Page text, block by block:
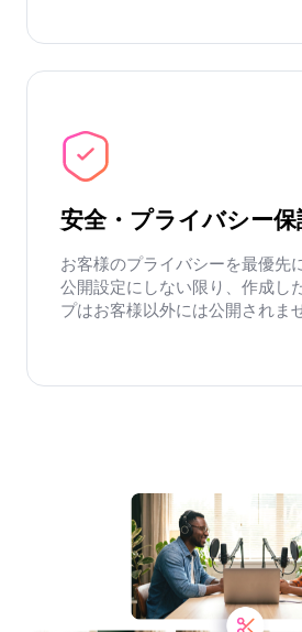
安全・プライバシー保
お客様のプライバシーを最優先
公開設定にしない限り、作成し
プはお客様以外には公開されま